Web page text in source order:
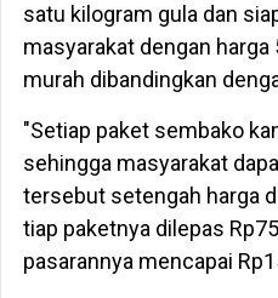
satu kilogram gula dan
masyarakat dengan
murah dibandingkan
"Setiap paket sembako
sehingga masyarakat
tersebut setengah harga
tiap paketnya dilepas
pasarannya mencapai